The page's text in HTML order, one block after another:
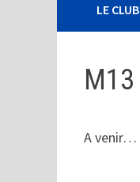
LE CLUB
M13
A venir…